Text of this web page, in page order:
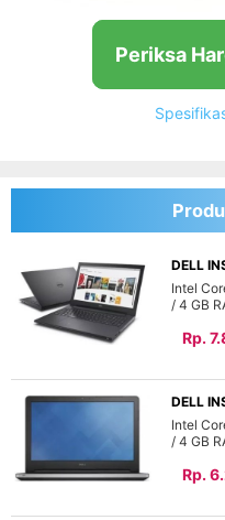
Periksa
DELL
Intel
4 GB
Rp.
DELL
Intel
4 GB
Rp.